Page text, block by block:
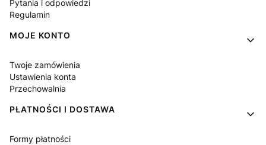
Pytania i odpowiedzi
Regulamin
MOJE KONTO
Twoje zamówienia
Ustawienia konta
Przechowalnia
PŁATNOŚCI I DOSTAWA
Formy płatności